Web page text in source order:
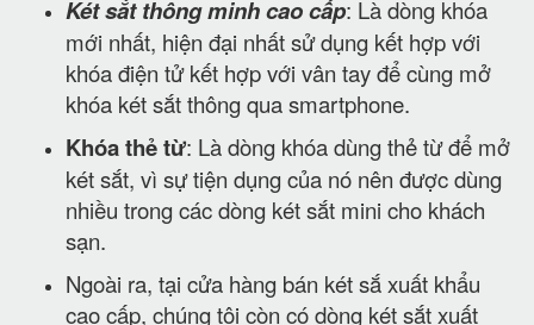
Két sắt thông minh cao cấp: Là dòng khóa
mới nhất, hiện đại nhất sử dụng kết hợp với
khóa điện tử kết hợp với vân tay để cùng mở
khóa két sắt thông qua smartphone.
Khóa thẻ từ: Là dòng khóa dùng thẻ từ để mở
két sắt, vì sự tiện dụng của nó nên được dùng
nhiều trong các dòng két sắt mini cho khách
sạn.
Ngoài ra, tại cửa hàng bán két sắ xuất khẩu
cao cấp, chúng tôi còn có dòng két sắt xuất